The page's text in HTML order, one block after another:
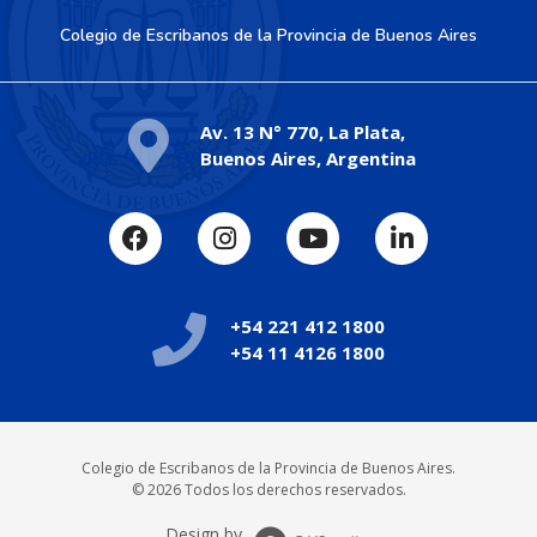
Colegio de Escribanos de la Provincia de Buenos Aires
Av. 13 N° 770, La Plata,
Buenos Aires, Argentina
+54 221 412 1800
+54 11 4126 1800
Colegio de Escribanos de la Provincia de Buenos Aires.
© 2026 Todos los derechos reservados.